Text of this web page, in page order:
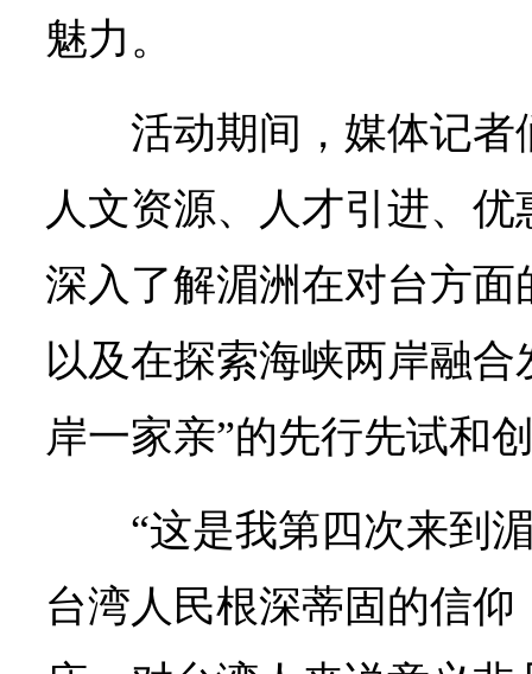
魅力。
活动期间，媒体记
人文资源、人才引进、
深入了解湄洲在对台方
以及在探索海峡两岸融合
岸一家亲”的先行先试和
“这是我第四次来到
台湾人民根深蒂固的信